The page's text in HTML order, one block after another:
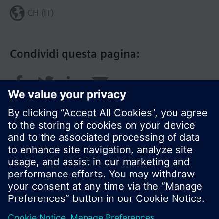
Condividi questa pagina:
CH (IT)
© Siemens Switzerland Ltd. 2018
I prodotti e i pressi possono variare a seconda del